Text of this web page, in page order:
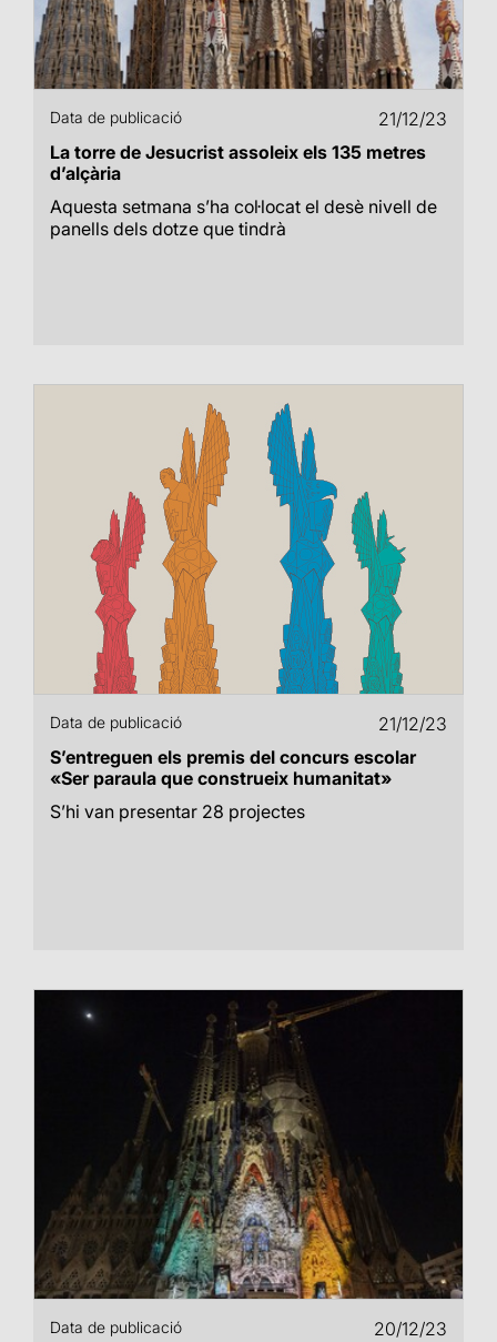
Data de publicació
21/12/23
La torre de Jesucrist assoleix els 135 metres
d’alçària
Aquesta setmana s’ha col·locat el desè nivell de
panells dels dotze que tindrà
Data de publicació
21/12/23
S’entreguen els premis del concurs escolar
«Ser paraula que construeix humanitat»
S’hi van presentar 28 projectes
Data de publicació 20/12/23